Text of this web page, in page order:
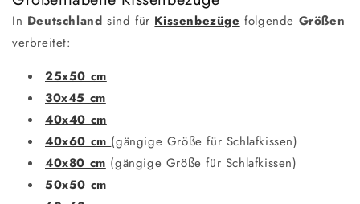
In Deutschland sind für Kissenbezüge folgende Größen
verbreitet:
25x50 cm
30x45 cm
40x40 cm
40x60 cm (gängige Größe für Schlafkissen)
40x80 cm (gängige Größe für Schlafkissen)
50x50 cm